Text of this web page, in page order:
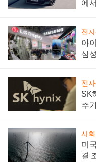
에
전자
아
삼
전자
SK
추
사회
미
결